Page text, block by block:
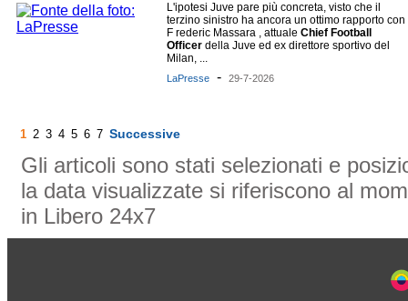
L'ipotesi Juve pare più concreta, visto che il
terzino sinistro ha ancora un ottimo rapporto con
F rederic Massara , attuale Chief Football
Officer della Juve ed ex direttore sportivo del
Milan, ...
LaPresse - 29-7-2026
1 2 3 4 5 6 7 Successive
Gli articoli sono stati selezionati e
la data visualizzate si riferiscono al
in Libero 24x7